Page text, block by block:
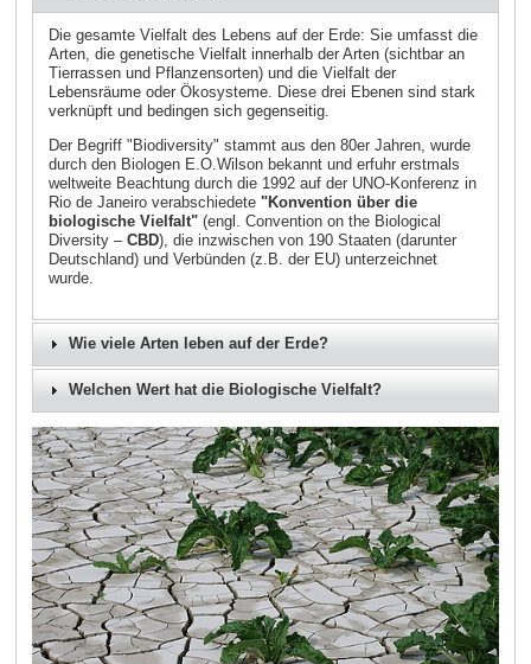
Die gesamte Vielfalt des Lebens auf der Erde: Sie umfasst die
Arten, die genetische Vielfalt innerhalb der Arten (sichtbar an
Tierrassen und Pflanzensorten) und die Vielfalt der
Lebensräume oder Ökosysteme. Diese drei Ebenen sind stark
verknüpft und bedingen sich gegenseitig.
Der Begriff "Biodiversity" stammt aus den 80er Jahren, wurde
durch den Biologen E.O.Wilson bekannt und erfuhr erstmals
weltweite Beachtung durch die 1992 auf der UNO-Konferenz in
Rio de Janeiro verabschiedete "Konvention über die
biologische Vielfalt"(engl. Convention on the Biological
Diversity – CBD), die inzwischen von 190 Staaten (darunter
Deutschland) und Verbünden (z.B. der EU) unterzeichnet
wurde.
Wie viele Arten leben auf der Erde?
Welchen Wert hat die Biologische Vielfalt?